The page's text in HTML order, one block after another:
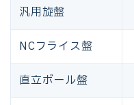
汎用旋盤
NCフライス盤
直立ボール盤